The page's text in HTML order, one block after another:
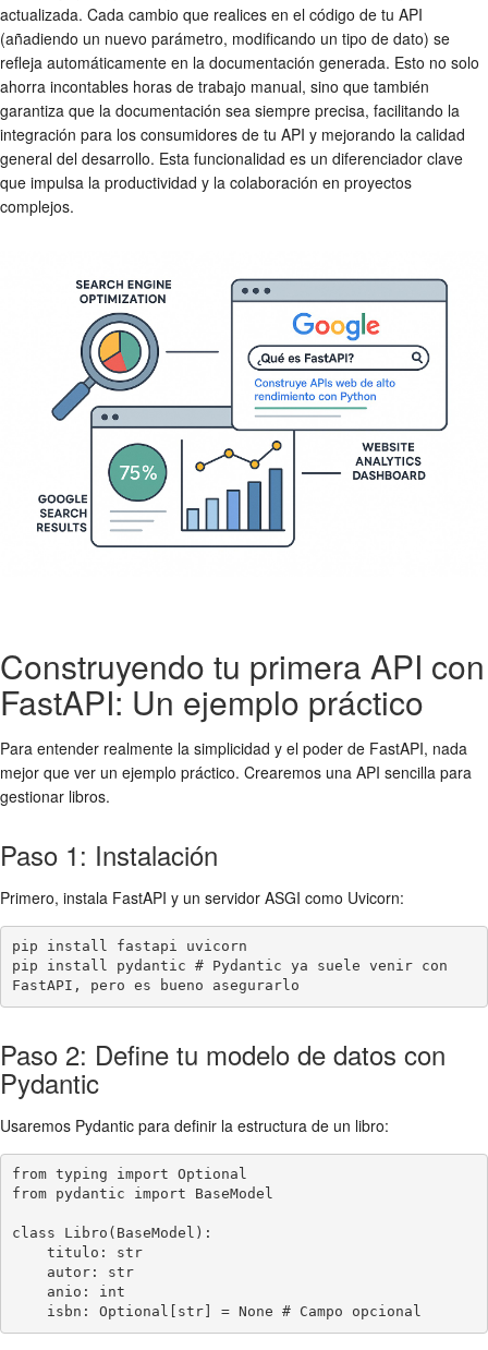
actualizada. Cada cambio que realices en el código de tu API
(añadiendo un nuevo parámetro, modificando un tipo de dato) se
refleja automáticamente en la documentación generada. Esto no solo
ahorra incontables horas de trabajo manual, sino que también
garantiza que la documentación sea siempre precisa, facilitando la
integración para los consumidores de tu API y mejorando la calidad
general del desarrollo. Esta funcionalidad es un diferenciador clave
que impulsa la productividad y la colaboración en proyectos
complejos.
Construyendo tu primera API con
FastAPI: Un ejemplo práctico
Para entender realmente la simplicidad y el poder de FastAPI, nada
mejor que ver un ejemplo práctico. Crearemos una API sencilla para
gestionar libros.
Paso 1: Instalación
Primero, instala FastAPI y un servidor ASGI como Uvicorn:
pip install fastapi uvicorn
pip install pydantic # Pydantic ya suele venir con
Paso 2: Define tu modelo de datos con
Pydantic
Usaremos Pydantic para definir la estructura de un libro:
from typing import Optional
from pydantic import BaseModel
class Libro(BaseModel):